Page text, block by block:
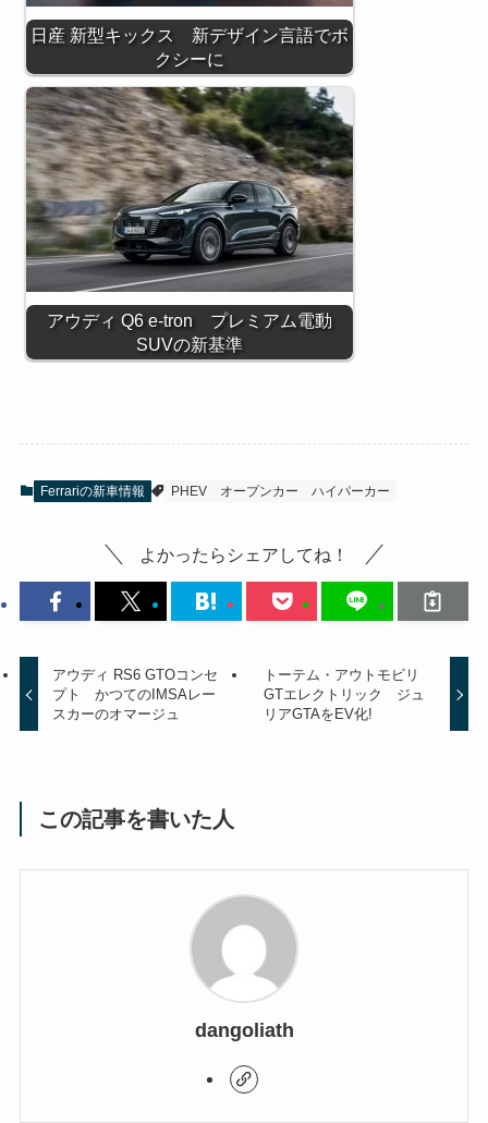
日産 新型キックス 新デザイン言語でボ
クシーに
アウディ Q6 e-tron プレミアム電動
SUVの新基準
Ferrariの新車情報 PHEV オープンカー ハイパーカー
よかったらシェアしてね！
アウディ RS6 GTOコンセ
プト かつてのIMSAレー
スカーのオマージュ
トーテム・アウトモビリ
GTエレクトリック ジュ
リアGTAをEV化!
この記事を書いた人
dangoliath